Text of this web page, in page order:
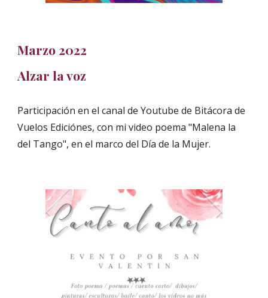
Marzo 2022
Alzar la voz
Participación en el canal de Youtube de Bitácora de
Vuelos Ediciónes, con mi video poema "Malena la
del Tango", en el marco del Día de la Mujer.